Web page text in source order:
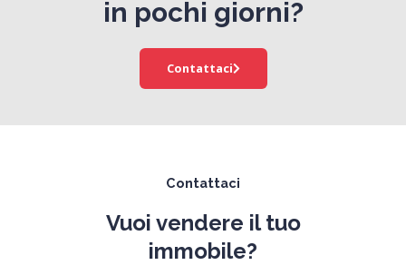
in pochi giorni?
Contattaci
Contattaci
Vuoi vendere il tuo
immobile?